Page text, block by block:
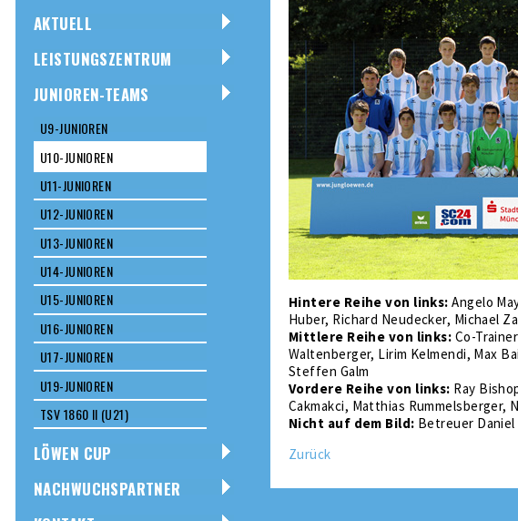
AKTUELL
LEISTUNGSZENTRUM
JUNIOREN-TEAMS
U9-JUNIOREN
U10-JUNIOREN
U11-JUNIOREN
U12-JUNIOREN
U13-JUNIOREN
U14-JUNIOREN
U15-JUNIOREN
U16-JUNIOREN
U17-JUNIOREN
U19-JUNIOREN
TSV 1860 II (U21)
LÖWEN CUP
NACHWUCHSPARTNER
Hintere Reihe von links:Angelo
Huber, Richard Neudecker, Michael
Mittlere Reihe von links: Co-
Waltenberger, Lirim Kelmendi, Max
Steffen Galm
Vordere Reihe von links: Ray
Cakmakci, Matthias Rummelsberger,
Nicht auf dem Bild: Betreuer Daniel
Zurück